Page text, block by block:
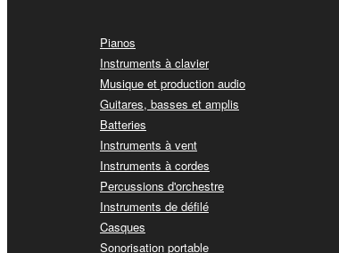
Pianos
Instruments à clavier
Musique et production audio
Guitares, basses et amplis
Batteries
Instruments à vent
Instruments à cordes
Percussions d'orchestre
Instruments de défilé
Casques
Sonorisation portable